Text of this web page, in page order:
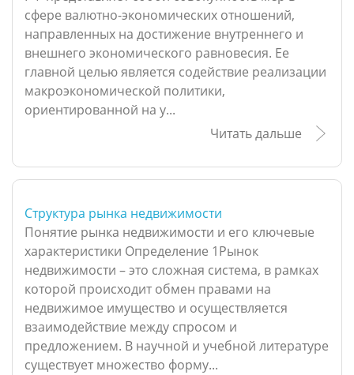
сфере валютно-экономических отношений,
направленных на достижение внутреннего и
внешнего экономического равновесия. Ее
главной целью является содействие реализации
макроэкономической политики,
ориентированной на у...
Читать дальше
Структура рынка недвижимости
Понятие рынка недвижимости и его ключевые
характеристики Определение 1Рынок
недвижимости – это сложная система, в рамках
которой происходит обмен правами на
недвижимое имущество и осуществляется
взаимодействие между спросом и
предложением. В научной и учебной литературе
существует множество форму...